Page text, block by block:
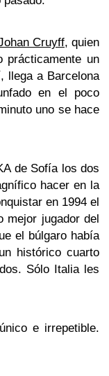
Cruyff, quien
prácticamente un
llega a Barcelona
en el poco
uno se hace
de Sofía los dos
hacer en la
en 1994 el
mejor jugador del
el búlgaro había
histórico cuarto
Sólo Italia les
e irrepetible.